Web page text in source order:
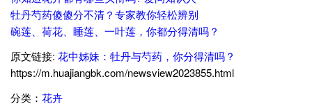
牡丹芍药傻傻分不清？专家教你轻松辨别
碗莲、荷花、睡莲、一叶莲，你都分得清吗？
原文链接: 花中姊妹：牡丹与芍药，你分得清吗？
https://m.huajiangbk.com/newsview2023855.html
分类： 花卉